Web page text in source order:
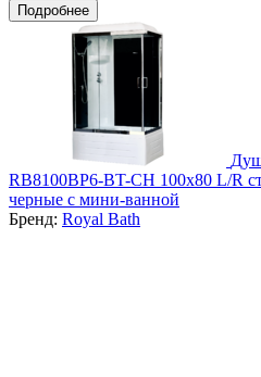
Подробнее
RB8100BP6-BT-CH 100х80 L/R
черные с мини-ванной
Бренд: Royal Bath